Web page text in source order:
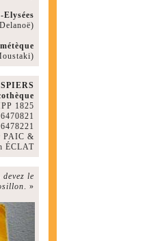
Elysées
1825
PAIC &
ÉCLAT
le
. »